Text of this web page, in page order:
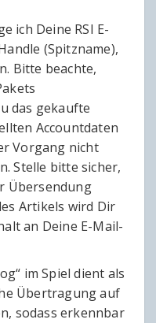
ich Deine RSI E-
(Spitzname),
Bitte beachte,
das gekaufte
Accountdaten
Vorgang nicht
Stelle bitte sicher,
Übersendung
Artikels wird Dir
an Deine E-Mail-
im Spiel dient als
Übertragung auf
sodass erkennbar